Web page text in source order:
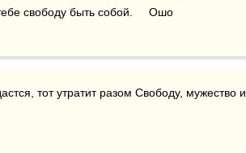
свободу быть собой.     Ошо
тот утратит разом Свободу, мужество и